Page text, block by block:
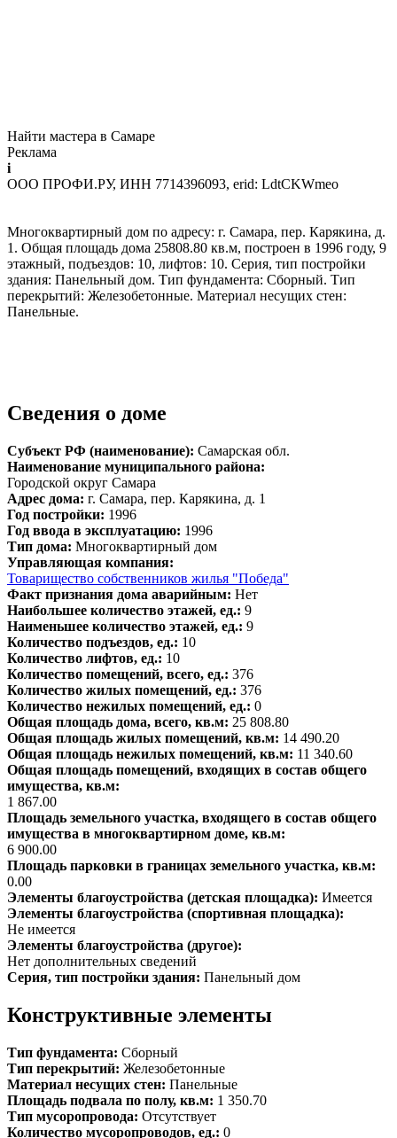
Найти мастера в Самаре
Реклама
i
ООО ПРОФИ.РУ, ИНН 7714396093, erid: LdtCKWmeo
Многоквартирный дом по адресу: г. Самара, пер. Карякина, д.
1. Общая площадь дома 25808.80 кв.м, построен в 1996 году, 9
этажный, подъездов: 10, лифтов: 10. Серия, тип постройки
здания: Панельный дом. Тип фундамента: Сборный. Тип
перекрытий: Железобетонные. Материал несущих стен:
Панельные.
Сведения о доме
Субъект РФ (наименование): Самарская обл.
Наименование муниципального района:
Городской округ Самара
Адрес дома: г. Самара, пер. Карякина, д. 1
Год постройки: 1996
Год ввода в эксплуатацию: 1996
Тип дома: Многоквартирный дом
Управляющая компания:
Товарищество собственников жилья "Победа"
Факт признания дома аварийным: Нет
Наибольшее количество этажей, ед.: 9
Наименьшее количество этажей, ед.: 9
Количество подъездов, ед.: 10
Количество лифтов, ед.: 10
Количество помещений, всего, ед.: 376
Количество жилых помещений, ед.: 376
Количество нежилых помещений, ед.: 0
Общая площадь дома, всего, кв.м: 25 808.80
Общая площадь жилых помещений, кв.м: 14 490.20
Общая площадь нежилых помещений, кв.м: 11 340.60
Общая площадь помещений, входящих в состав общего
имущества, кв.м:
1 867.00
Площадь земельного участка, входящего в состав общего
имущества в многоквартирном доме, кв.м:
6 900.00
Площадь парковки в границах земельного участка, кв.м:
0.00
Элементы благоустройства (детская площадка): Имеется
Элементы благоустройства (спортивная площадка):
Не имеется
Элементы благоустройства (другое):
Нет дополнительных сведений
Серия, тип постройки здания: Панельный дом
Конструктивные элементы
Тип фундамента: Сборный
Тип перекрытий: Железобетонные
Материал несущих стен: Панельные
Площадь подвала по полу, кв.м: 1 350.70
Тип мусоропровода: Отсутствует
Количество мусоропроводов, ед.: 0